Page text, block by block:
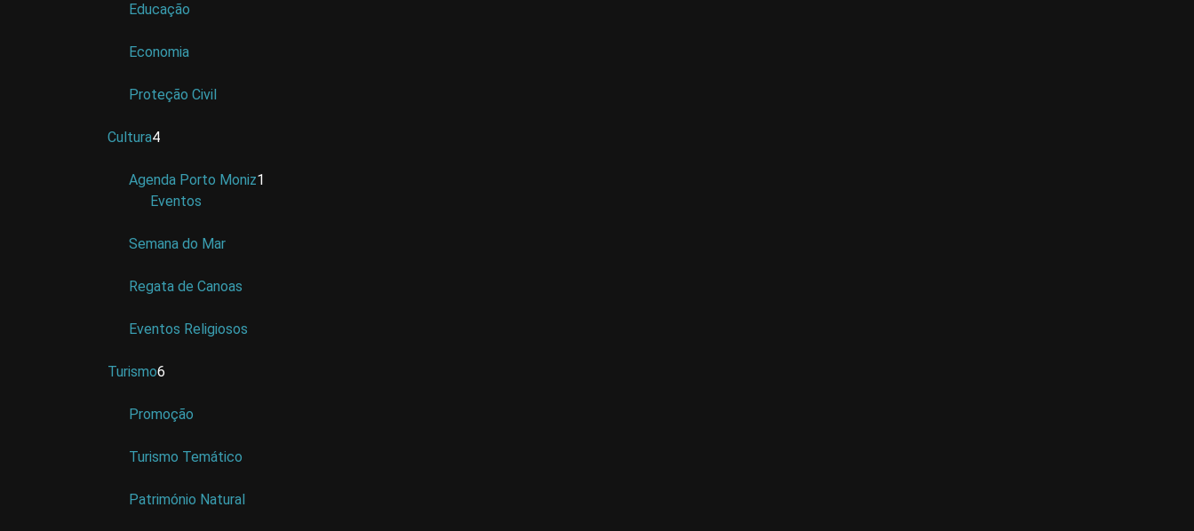
Educação
Economia
Proteção Civil
Cultura4
Agenda Porto Moniz1
Eventos
Semana do Mar
Regata de Canoas
Eventos Religiosos
Turismo6
Promoção
Turismo Temático
Património Natural